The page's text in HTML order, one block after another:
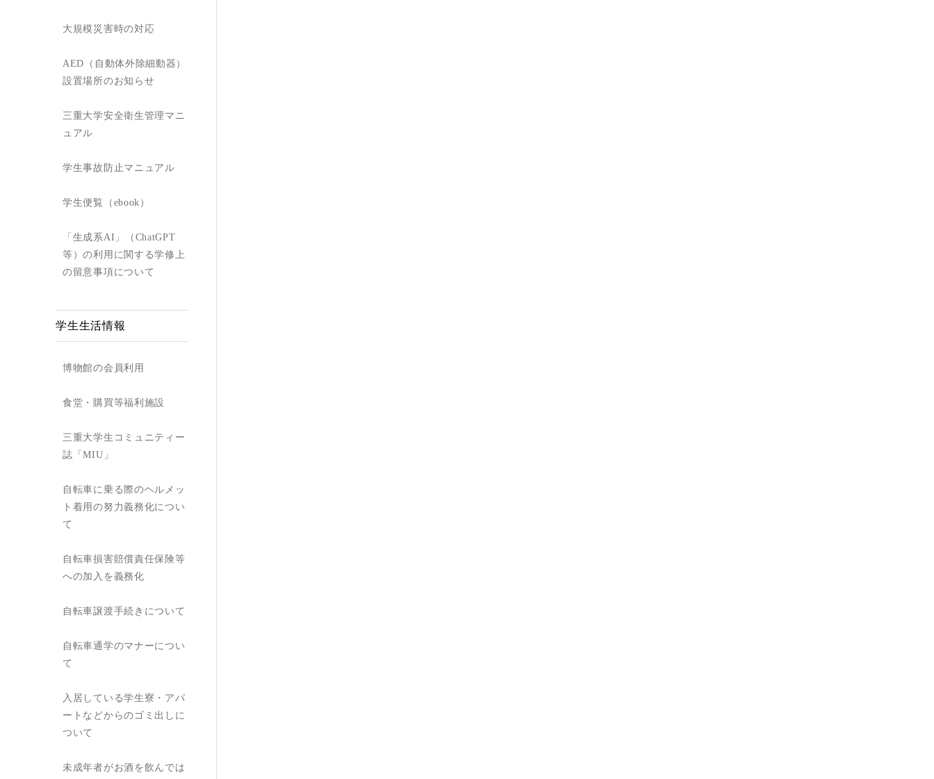
大規模災害時の対応
AED（自動体外除細動器）
設置場所のお知らせ
三重大学安全衛生管理マニ
ュアル
学生事故防止マニュアル
学生便覧（ebook）
「生成系AI」（ChatGPT
等）の利用に関する学修上
の留意事項について
学生生活情報
博物館の会員利用
食堂・購買等福利施設
三重大学生コミュニティー
誌「MIU」
自転車に乗る際のヘルメッ
ト着用の努力義務化につい
て
自転車損害賠償責任保険等
への加入を義務化
自転車譲渡手続きについて
自転車通学のマナーについ
て
入居している学生寮・アパ
ートなどからのゴミ出しに
ついて
未成年者がお酒を飲んでは